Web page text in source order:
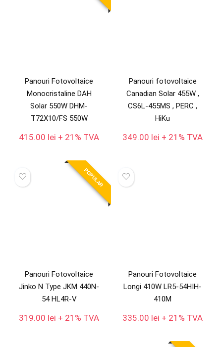
Panouri Fotovoltaice
Monocristaline DAH
Solar 550W DHM-
T72X10/FS 550W
415.00 lei + 21% TVA
Panouri fotovoltaice
Canadian Solar 455W ,
CS6L-455MS , PERC ,
HiKu
349.00 lei + 21% TVA
POPULAR
Panouri Fotovoltaice
Jinko N Type JKM 440N-
54 HL4R-V
319.00 lei + 21% TVA
Panouri Fotovoltaice
Longi 410W LR5-54HIH-
410M
335.00 lei + 21% TVA